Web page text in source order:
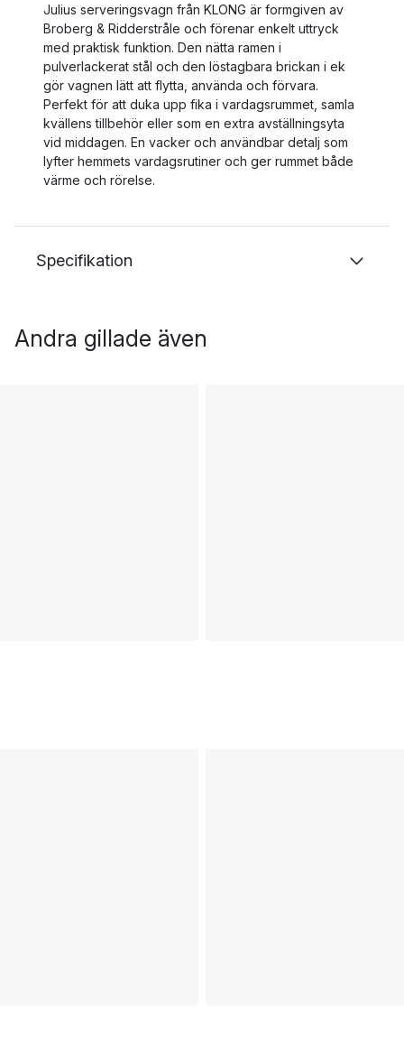
Julius serveringsvagn från KLONG är formgiven av
Broberg & Ridderstråle och förenar enkelt uttryck
med praktisk funktion. Den nätta ramen i
pulverlackerat stål och den löstagbara brickan i ek
gör vagnen lätt att flytta, använda och förvara.
Perfekt för att duka upp fika i vardagsrummet, samla
kvällens tillbehör eller som en extra avställningsyta
vid middagen. En vacker och användbar detalj som
lyfter hemmets vardagsrutiner och ger rummet både
värme och rörelse.
Specifikation
Andra gillade även